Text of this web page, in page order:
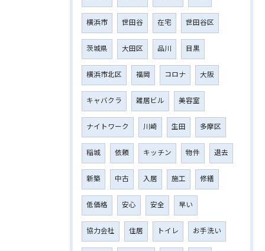
横浜市 世田谷 在宅 世田谷区
茨城県 大田区 品川 目黒
横浜市北区 福岡 コロナ 大阪
キャバクラ 雑居ビル 美容室
ナイトワーク 川崎 生田 多摩区
稲城 依頼 キッチン 物件 退去
新築 中古 入居 施工 修繕
低価格 安心 安全 早い
協力会社 住居 トイレ お手洗い